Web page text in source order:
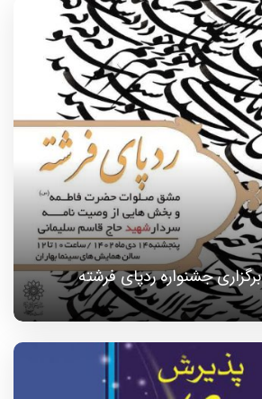
برگزاری جشنواره ردپای فرشته